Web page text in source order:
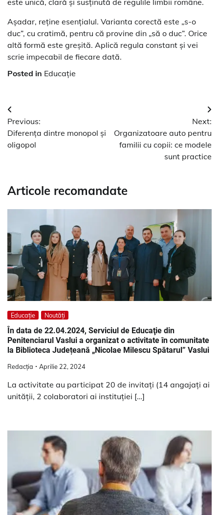
Așadar, reține esențialul. Varianta corectă este „s-o
duc”, cu cratimă, pentru că provine din „să o duc”. Orice
altă formă este greșită. Aplică regula constant și vei
scrie impecabil de fiecare dată.
Posted in Educație
Navigare
în
articole
Previous:
Diferența dintre monopol și
oligopol
Next:
Organizatoare auto pentru
familii cu copii: ce modele
sunt practice
Articole recomandate
Educație Noutăți
În data de 22.04.2024, Serviciul de Educaţie din
Penitenciarul Vaslui a organizat o activitate în comunitate
la Biblioteca Județeană „Nicolae Milescu Spătarul” Vaslui
Redacția Aprilie 22, 2024
La activitate au participat 20 de invitați (14 angajaţi ai
unităţii, 2 colaboratori ai instituţiei […]